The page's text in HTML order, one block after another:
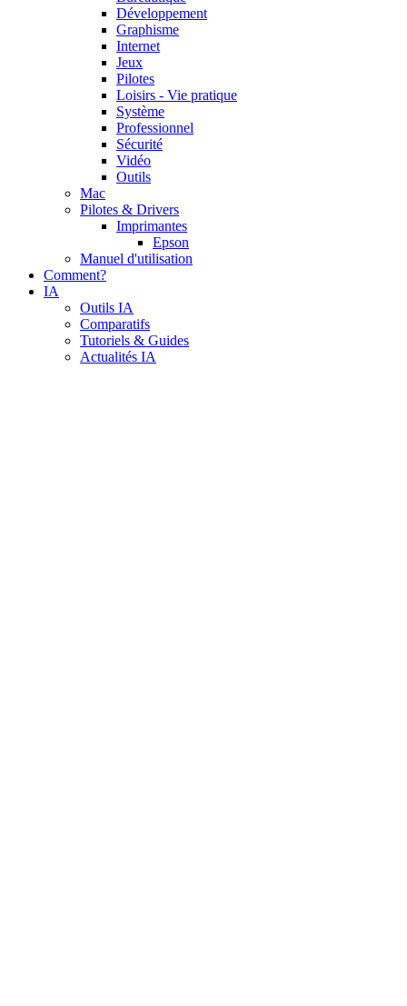
Développement
Graphisme
Internet
Jeux
Pilotes
Loisirs - Vie pratique
Système
Professionnel
Sécurité
Vidéo
Outils
Mac
Pilotes & Drivers
Imprimantes
Epson
Manuel d'utilisation
Comment?
IA
Outils IA
Comparatifs
Tutoriels & Guides
Actualités IA